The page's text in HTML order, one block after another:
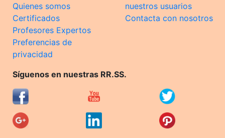
Quienes somos
Certificados
Profesores Expertos
Preferencias de
privacidad
nuestros usuarios
Contacta con nosotros
Síguenos en nuestras RR.SS.